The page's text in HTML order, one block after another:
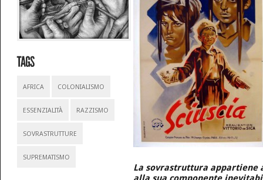
AFRICA COLONIALISMO
ESSENZIALITÀ RAZZISMO
SOVRASTRUTTURE
SUPREMATISMO
La sovrastruttura appartiene